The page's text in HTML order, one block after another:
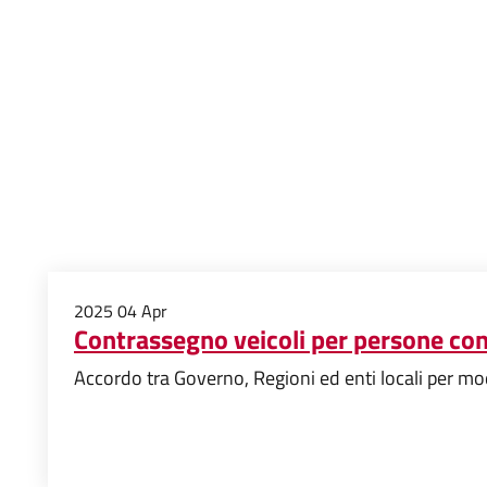
2025 04Apr
Contrassegno veicoli per persone
Accordo tra Governo, Regioni ed enti locali per